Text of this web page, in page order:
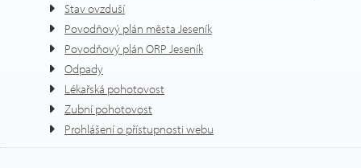
Stav ovzduší
Povodňový plán města Jeseník
Povodňový plán ORP Jeseník
Odpady
Lékařská pohotovost
Zubní pohotovost
Prohlášení o přístupnosti webu